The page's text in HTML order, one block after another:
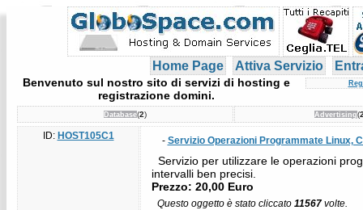
Home Page Attiva Servizio
Benvenuto sul nostro sito di servizi di hosting e
registrazione domini.
Database(2) Advertising(
ID: HOST105C1 - Servizio Operazioni Programmate Linux,
Servizio per utilizzare le operazioni
intervalli ben precisi.
Prezzo: 20,00 Euro
Questo oggetto è stato cliccato 11567volte.